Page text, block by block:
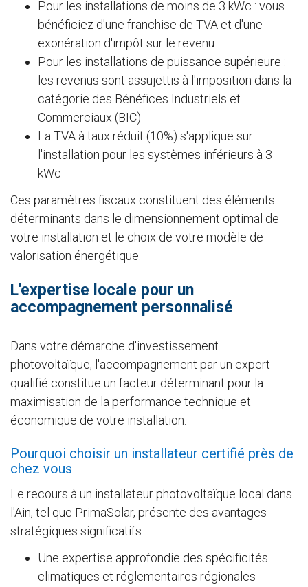
Pour les installations de moins de 3 kWc : vous
bénéficiez d'une franchise de TVA et d'une
exonération d'impôt sur le revenu
Pour les installations de puissance supérieure :
les revenus sont assujettis à l'imposition dans la
catégorie des Bénéfices Industriels et
Commerciaux (BIC)
La TVA à taux réduit (10%) s'applique sur
l'installation pour les systèmes inférieurs à 3
kWc
Ces paramètres fiscaux constituent des éléments
déterminants dans le dimensionnement optimal de
votre installation et le choix de votre modèle de
valorisation énergétique.
L'expertise locale pour un
accompagnement personnalisé
Dans votre démarche d'investissement
photovoltaïque, l'accompagnement par un expert
qualifié constitue un facteur déterminant pour la
maximisation de la performance technique et
économique de votre installation.
Pourquoi choisir un installateur certifié près de
chez vous
Le recours à un installateur photovoltaïque local dans
l'Ain, tel que PrimaSolar, présente des avantages
stratégiques significatifs :
Une expertise approfondie des spécificités
climatiques et réglementaires régionales